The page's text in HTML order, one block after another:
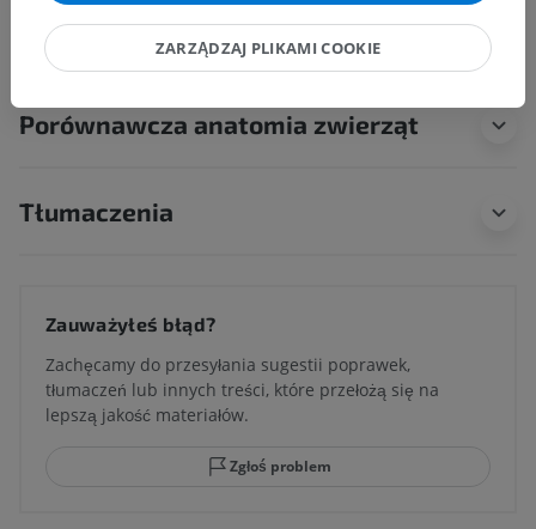
Porównawcza anatomia zwierząt
Tłumaczenia
Zauważyłeś błąd?
Zachęcamy do przesyłania sugestii poprawek,
tłumaczeń lub innych treści, które przełożą się na
lepszą jakość materiałów.
Zgłoś problem
ZARZĄDZAJ PLIKAMI COOKIE